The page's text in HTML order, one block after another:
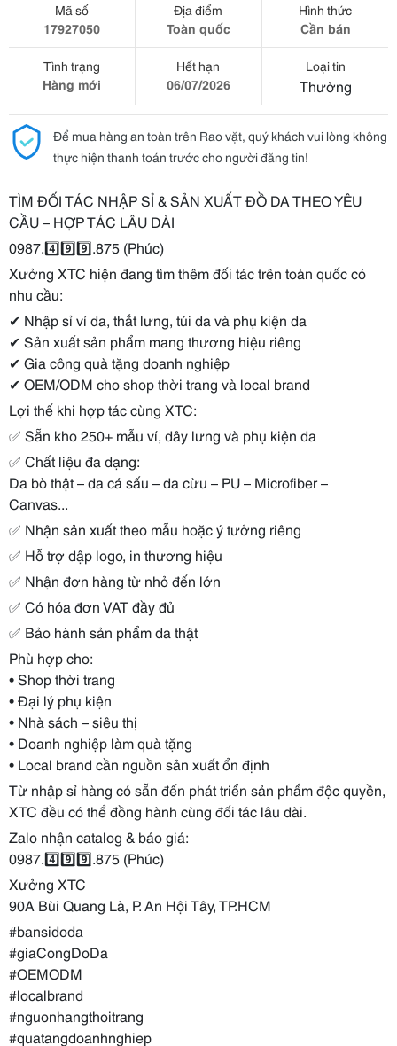
Mã số
17927050
Địa điểm
Toàn quốc
Hình thức
Cần bán
Tình trạng
Hàng mới
Hết hạn
06/07/2026
Loại tin
Thường
Để mua hàng an toàn trên Rao vặt, quý khách vui lòng không
thực hiện thanh toán trước cho người đăng tin!
TÌM ĐỐI TÁC NHẬP SỈ & SẢN XUẤT ĐỒ DA THEO YÊU
CẦU – HỢP TÁC LÂU DÀI
0987.4️⃣9️⃣9️⃣.875 (Phúc)
Xưởng XTC hiện đang tìm thêm đối tác trên toàn quốc có
nhu cầu:
✔ Nhập sỉ ví da, thắt lưng, túi da và phụ kiện da
✔ Sản xuất sản phẩm mang thương hiệu riêng
✔ Gia công quà tặng doanh nghiệp
✔ OEM/ODM cho shop thời trang và local brand
Lợi thế khi hợp tác cùng XTC:
✅ Sẵn kho 250+ mẫu ví, dây lưng và phụ kiện da
✅ Chất liệu đa dạng:
Da bò thật – da cá sấu – da cừu – PU – Microfiber –
Canvas...
✅ Nhận sản xuất theo mẫu hoặc ý tưởng riêng
✅ Hỗ trợ dập logo, in thương hiệu
✅ Nhận đơn hàng từ nhỏ đến lớn
✅ Có hóa đơn VAT đầy đủ
✅ Bảo hành sản phẩm da thật
Phù hợp cho:
• Shop thời trang
• Đại lý phụ kiện
• Nhà sách – siêu thị
• Doanh nghiệp làm quà tặng
• Local brand cần nguồn sản xuất ổn định
Từ nhập sỉ hàng có sẵn đến phát triển sản phẩm độc quyền,
XTC đều có thể đồng hành cùng đối tác lâu dài.
Zalo nhận catalog & báo giá:
0987.4️⃣9️⃣9️⃣.875 (Phúc)
Xưởng XTC
90A Bùi Quang Là, P. An Hội Tây, TP.HCM
#bansidoda
#giaCongDoDa
#OEMODM
#localbrand
#nguonhangthoitrang
#quatangdoanhnghiep